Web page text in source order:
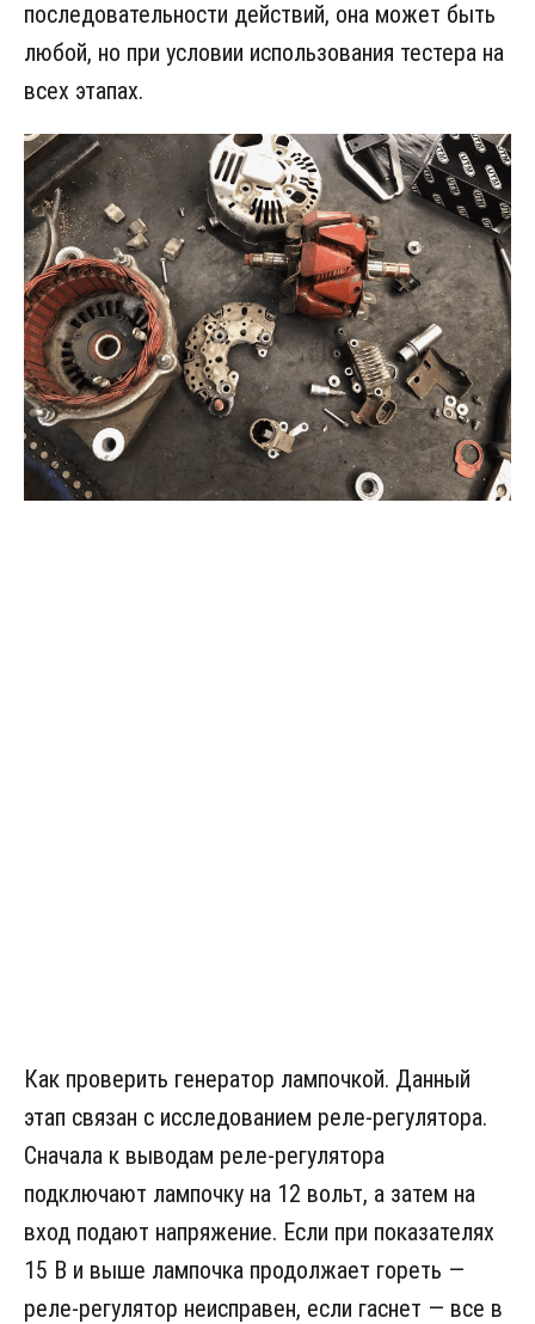
последовательности действий, она может быть
любой, но при условии использования тестера на
всех этапах.
Как проверить генератор лампочкой. Данный
этап связан с исследованием реле-регулятора.
Сначала к выводам реле-регулятора
подключают лампочку на 12 вольт, а затем на
вход подают напряжение. Если при показателях
15 В и выше лампочка продолжает гореть —
реле-регулятор неисправен, если гаснет — все в